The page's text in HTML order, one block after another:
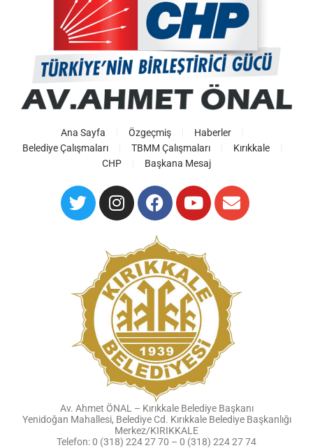
Ana Sayfa Özgeçmiş
Haberler
Belediye Çalışmaları
TBMM Çalışmaları
Kırıkkale
CHP
Başkana Mesaj
Av. Ahmet ÖNAL – Kırıkkale Belediye Başkanı
Yenidoğan Mahallesi, Belediye Cd. Kırıkkale Belediye Başkanlığı
Merkez/KIRIKKALE
Telefon: 0 (318) 224 27 70 – 0 (318) 224 27 74